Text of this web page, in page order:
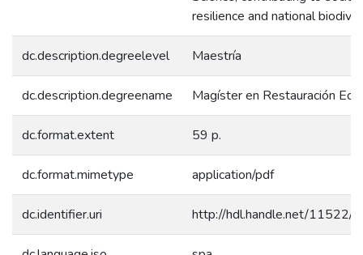
resilience and national
dc.description.degreelevel Maestría
dc.description.degreename Magíster en Restauración
dc.format.extent 59 p.
dc.format.mimetype application/pdf
dc.identifier.uri http://hdl.handle.net/11522/